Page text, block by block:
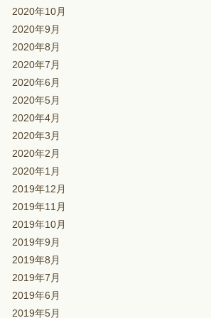
2020年10月
2020年9月
2020年8月
2020年7月
2020年6月
2020年5月
2020年4月
2020年3月
2020年2月
2020年1月
2019年12月
2019年11月
2019年10月
2019年9月
2019年8月
2019年7月
2019年6月
2019年5月